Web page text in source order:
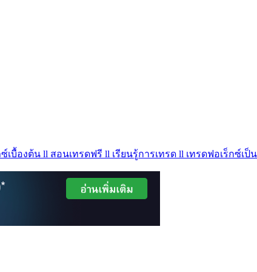
ซ์เบื้องต้น ll สอนเทรดฟรี ll เรียนรู้การเทรด ll เทรดฟอเร็กซ์เ